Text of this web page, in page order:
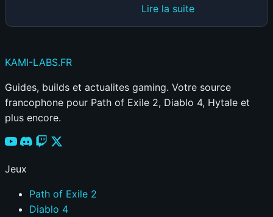
Lire la suite:
dans
ASHES
KAMI-LABS.FR
Guides, builds et actualites gaming. Votre source
francophone pour Path of Exile 2, Diablo 4, Hytale et
plus encore.
Jeux
Path of Exile 2
Diablo 4